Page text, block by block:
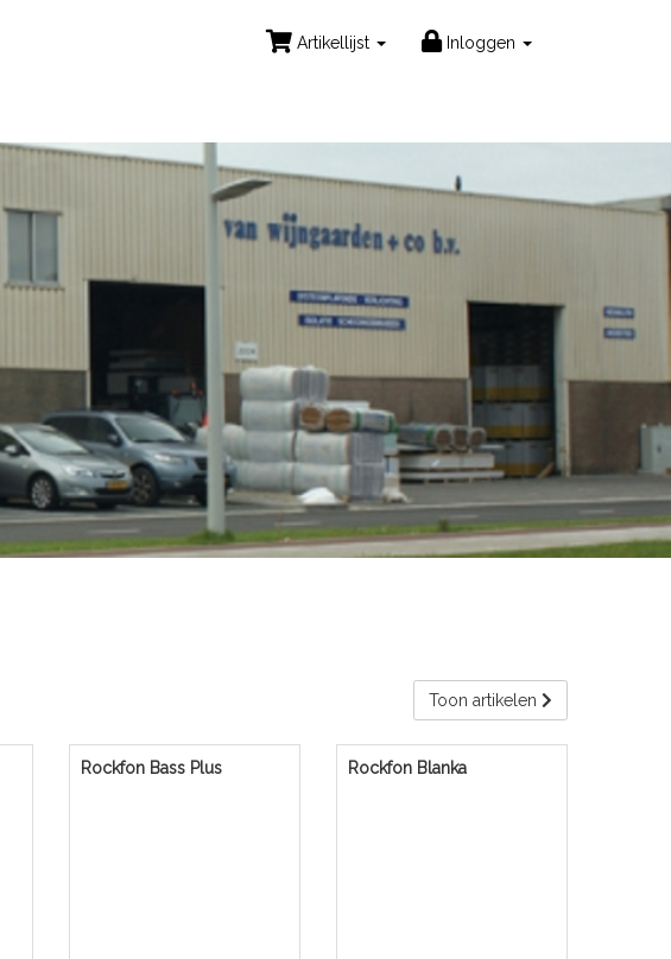
Artikellijst Inloggen
Toon artikelen
Rockfon Bass Plus Rockfon Blanka